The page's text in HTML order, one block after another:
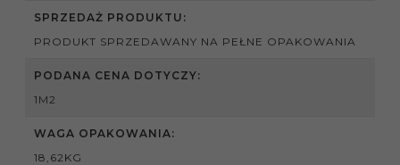
SPRZEDAŻ PRODUKTU:
PRODUKT SPRZEDAWANY NA PEŁNE OPAKOWANIA
PODANA CENA DOTYCZY:
1M2
WAGA OPAKOWANIA:
18,62KG